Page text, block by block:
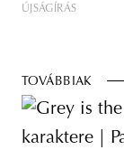
ÚJSÁGÍRÁS
TOVÁBBIAK